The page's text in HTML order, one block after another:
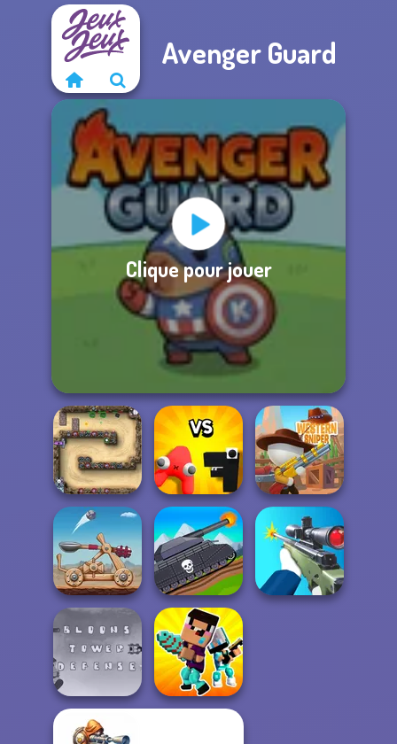
Avenger Guard
Clique pour jouer
Canyon Defence
Alphabet: Merge
And Fight
Western Sniper
Clash of Stone
Tanks 2D: Tank
Wars